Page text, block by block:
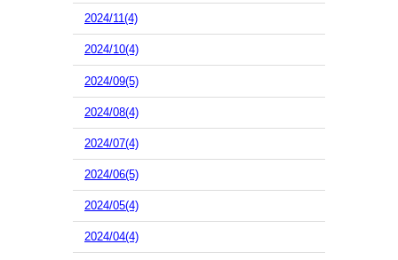
2024/11(4)
2024/10(4)
2024/09(5)
2024/08(4)
2024/07(4)
2024/06(5)
2024/05(4)
2024/04(4)